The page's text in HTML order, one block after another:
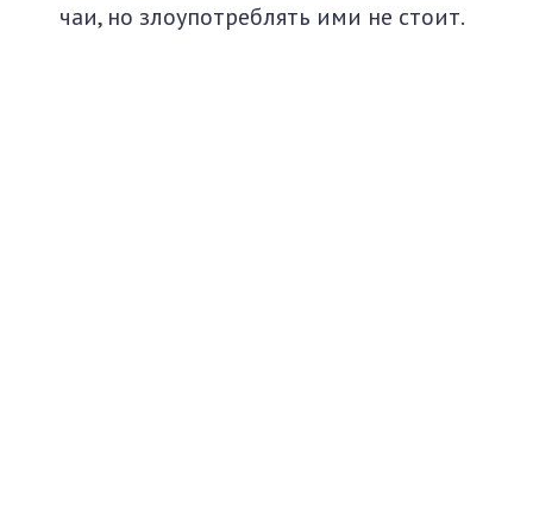
чаи, но злоупотреблять ими не стоит.